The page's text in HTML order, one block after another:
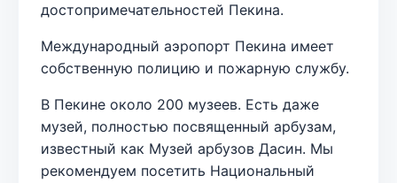
достопримечательностей Пекина.
Международный аэропорт Пекина имеет
собственную полицию и пожарную службу.
В Пекине около 200 музеев. Есть даже
музей, полностью посвященный арбузам,
известный как Музей арбузов Дасин. Мы
рекомендуем посетить Национальный